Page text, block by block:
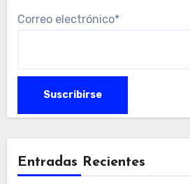
Correo electrónico*
Entradas Recientes